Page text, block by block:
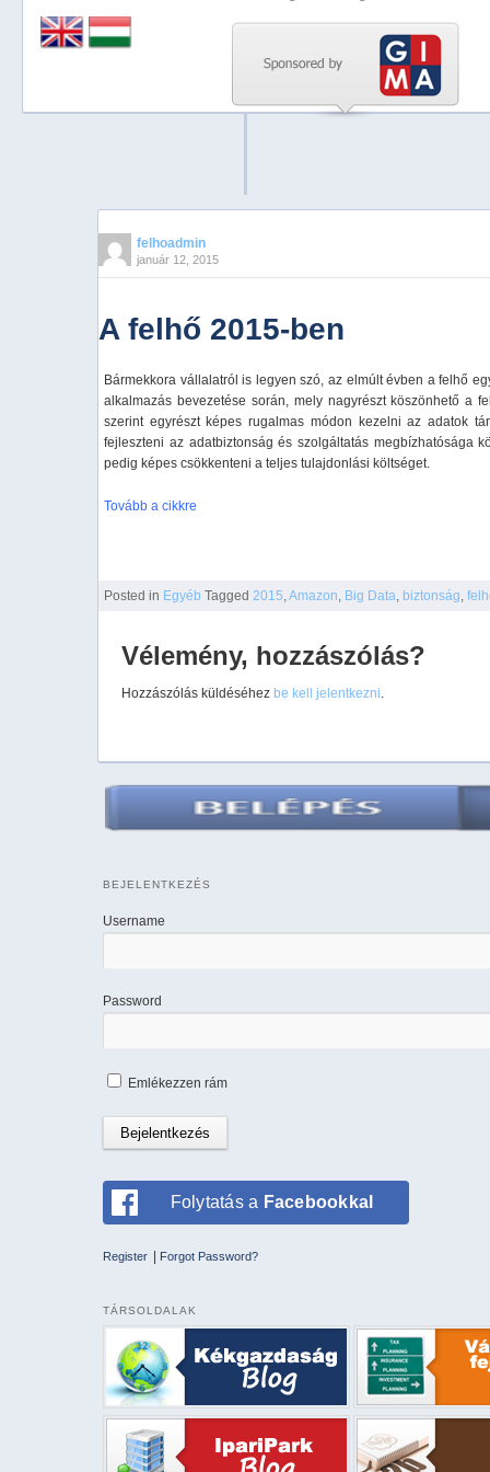
felhoadmin
január 12, 2015
A felhő 2015-ben
Bármekkora vállalatról is legyen szó, az elmúlt évben a felhő
alkalmazás bevezetése során, mely nagyrészt köszönhető a
szerint egyrészt képes rugalmas módon kezelni az adatok
fejleszteni az adatbiztonság és szolgáltatás megbízhatósága
pedig képes csökkenteni a teljes tulajdonlási költséget.
Tovább a cikkre
Posted in Egyéb Tagged 2015 Amazon Big Data biztonság
Vélemény, hozzászólás?
Hozzászólás küldéséhez be kell jelentkezni.
BEJELENTKEZÉS
Username
Password
Emlékezzen rám
Folytatás a Facebookkal
Register Forgot Password?
TÁRSOLDALAK